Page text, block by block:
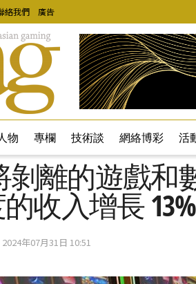
絡我們 廣告
物 專欄 技術談 網絡博彩 活
剝離的遊戲和
收入增長 13%
2024年07月31日 10:51